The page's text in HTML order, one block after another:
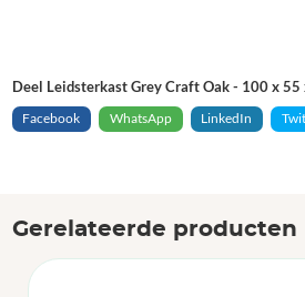
Deel Leidsterkast Grey Craft Oak - 100 x 55
Facebook
WhatsApp LinkedIn
Gerelateerde producten